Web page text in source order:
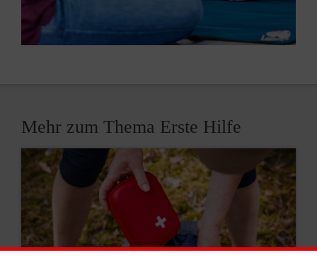
Mehr zum Thema Erste Hilfe